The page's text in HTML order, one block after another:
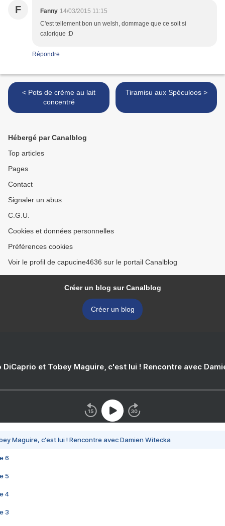
F Fanny 14/03/2015 11:15
C'est tellement bon un welsh, dommage que ce soit si
calorique :D
Répondre
< Pots de crème au lait
concentré
Tiramisu aux Spéculoos >
Hébergé par Canalblog
Top articles
Pages
Contact
Signaler un abus
C.G.U.
Cookies et données personnelles
Préférences cookies
Voir le profil de capucine4636 sur le portail Canalblog
Créer un blog sur Canalblog
Créer un blog
DiCaprio et Tobey Maguire, c'est lui ! Rencontre avec
Maguire, c'est lui ! Rencontre avec Damien Witecka
6
5
4
3